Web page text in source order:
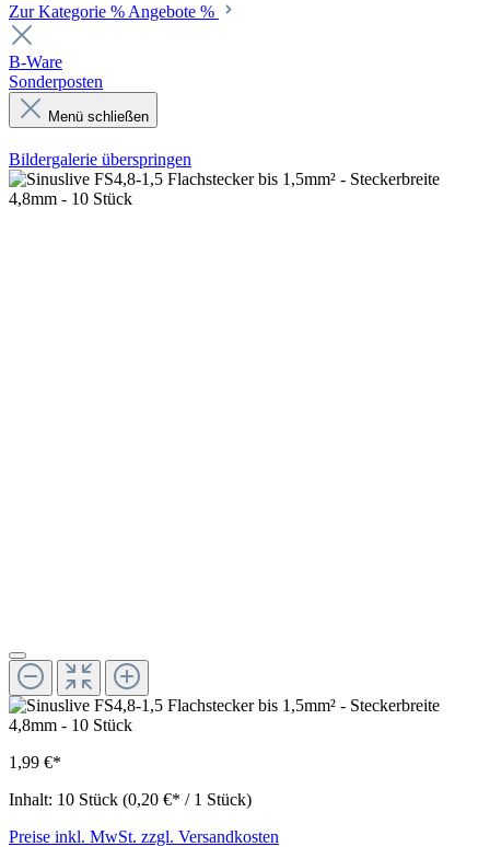
Zur Kategorie % Angebote %
B-Ware
Sonderposten
Menü schließen
Bildergalerie überspringen
1,99 €*
Inhalt: 10 Stück (0,20 €* / 1 Stück)
Preise inkl. MwSt. zzgl. Versandkosten